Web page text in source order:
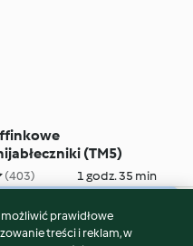
(TM5)
(403) 1 godz. 35 min
prawidłowe
treści i reklam, w